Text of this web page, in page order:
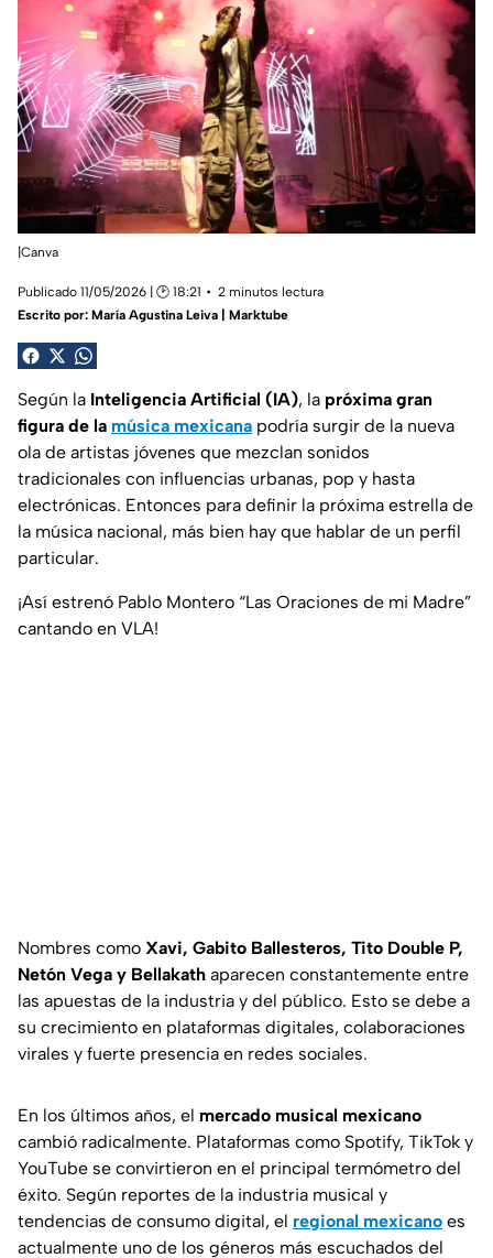
|Canva
Publicado 11/05/2026 | 🕑 18:21
2 minutos lectura
Escrito por: María Agustina Leiva | Marktube
Según la Inteligencia Artificial (IA), la próxima gran
figura de la música mexicana podría surgir de la nueva
ola de artistas jóvenes que mezclan sonidos
tradicionales con influencias urbanas, pop y hasta
electrónicas. Entonces para definir la próxima estrella de
la música nacional, más bien hay que hablar de un perfil
particular.
¡Así estrenó Pablo Montero “Las Oraciones de mi Madre”
cantando en VLA!
Nombres como Xavi, Gabito Ballesteros, Tito Double P,
Netón Vega y Bellakath aparecen constantemente entre
las apuestas de la industria y del público. Esto se debe a
su crecimiento en plataformas digitales, colaboraciones
virales y fuerte presencia en redes sociales.
En los últimos años, el mercado musical mexicano
cambió radicalmente. Plataformas como Spotify, TikTok y
YouTube se convirtieron en el principal termómetro del
éxito. Según reportes de la industria musical y
tendencias de consumo digital, el regional mexicano es
actualmente uno de los géneros más escuchados del